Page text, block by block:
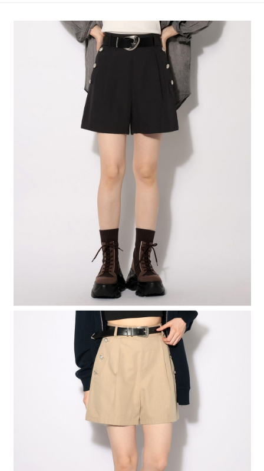
【繳款方式說明】
1.分期款項不併入電信帳單，「大哥付你分期」於每月結算日後寄送繳費提
2.透過簡訊連結打開帳單後，可選擇「超商條碼／台灣大直營門市／銀行轉
帳／街口支付／iPASS MONEY」等通路繳費。
1.本服務係由「台灣大哥大股份有限公司」（以下簡稱本公司）所提供，讓
用戶於交易時，得透過本服務購買商品或服務，並由商店將買賣／分期付款
買賣價金債權讓與本公司後，依約使用本公司帳單繳交帳款。
2.基於同意付款使用「大哥付你分期」之契約關係目的，商店將以您的個人
由本公司與您本人進行分期帳單所需資料之確認、核對及更正。
3.完整用戶服務條款，請詳閱以下連結：
https://oppay.tw/userRule
３．安心：先確認商品／服務後，再付款。
【「AFTEE先享後付」結帳流程】
１．於結帳方式選擇「AFTEE先享後付」後，將跳轉至「AFTEE先享後付」
結帳頁面，進行簡訊認證並確認金額後，即可完成結帳。
２．訂單成立數日內，您將收到繳費通知簡訊。
３．收到繳費通知簡訊後14天內，點擊此簡訊中的連結，可透過四大超商／
ATM／網路銀行／等多元方式進行付款，方視為交易完成。
※ 請注意：結帳手續完成當下不需立刻繳費，但若您需要取消訂單，請聯絡
購買商品的店家。未經商家同意取消之訂單仍視為有效，需透過AFTEE先享
※ 交易是否成功請以「AFTEE先享後付 」之結帳頁面顯示為準，若有關於
https://netprotections.freshdesk.com/support/home
１．透過由恩沛科技股份有限公司提供之「AFTEE先享後付」服務完成之交
權轉讓予恩沛科技股份有限公司。
２．關於個人資料處理事宜，請瀏覽以下網址：
３．未成年的使用者請事先徵得法定代理人或監護人之同意方可使用
「AFTEE先享後付」，若未經同意申辦者引起之損失，本公司不負相關責
４．使用「AFTEE先享後付」時，將依據個別帳號之用戶狀況，依本公司即
時審查核予不同之上限額度；若仍有額度不足之情形，本公司將視審查結果
５．嚴禁一人註冊多個帳號或使用他人資訊註冊。若發現惡意使用之情形，
恩沛科技股份有限公司將有權停止該用戶之使用額度並採取法律行動。
每筆NT$80，滿NT$1,500(含以上)免運費
每筆NT$80，滿NT$1,500(含以上)免運費
每筆NT$80，滿NT$1,500(含以上)免運費
每筆NT$80，滿NT$1,500(含以上)免運費
每筆NT$80，滿NT$1,500(含以上)免運費